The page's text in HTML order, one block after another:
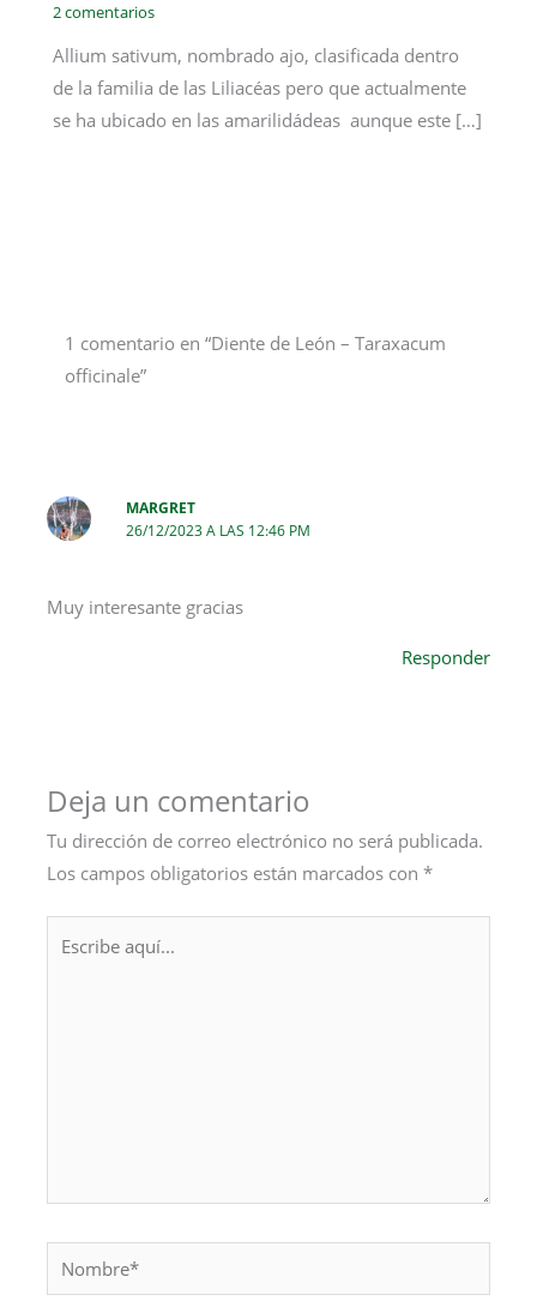
2 comentarios
Allium sativum, nombrado ajo, clasificada dentro
de la familia de las Liliacéas pero que actualmente
se ha ubicado en las amarilidádeas aunque este […]
1 comentario en “Diente de León – Taraxacum
officinale”
MARGRET
26/12/2023 A LAS 12:46 PM
Muy interesante gracias
Responder
Deja un comentario
Tu dirección de correo electrónico no será publicada.
Los campos obligatorios están marcados con*
Nombre*